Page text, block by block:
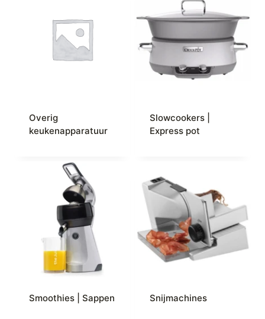
Overig
keukenapparatuur
Slowcookers |
Express pot
Smoothies | Sappen Snijmachines